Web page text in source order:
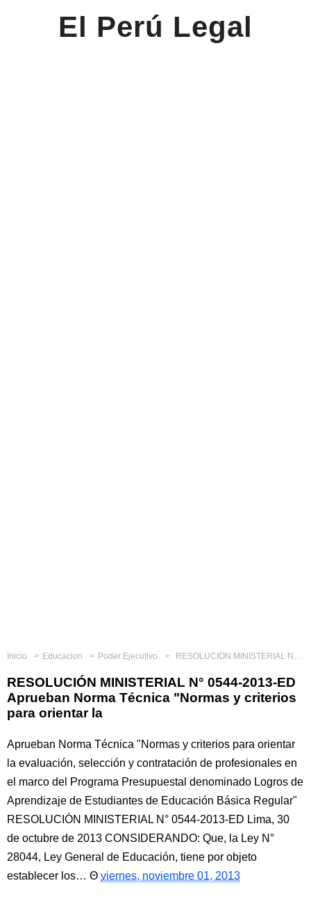
El Perú Legal
Inicio Educacion Poder Ejecutivo RESOLUCIÓN MINISTERIAL N° 0544-2013-ED Aprueban Norma Técnica "Normas y criterios para orientar la
RESOLUCIÓN MINISTERIAL N° 0544-2013-ED
Aprueban Norma Técnica "Normas y criterios
para orientar la
Aprueban Norma Técnica "Normas y criterios para orientar
la evaluación, selección y contratación de profesionales en
el marco del Programa Presupuestal denominado Logros de
Aprendizaje de Estudiantes de Educación Básica Regular"
RESOLUCIÓN MINISTERIAL N° 0544-2013-ED Lima, 30
de octubre de 2013 CONSIDERANDO: Que, la Ley N°
28044, Ley General de Educación, tiene por objeto
establecer los…
viernes, noviembre 01, 2013